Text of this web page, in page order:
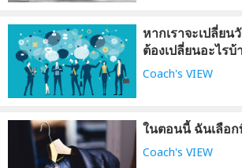
หากเราจะเปลี่ย
ต้องเปลี่ยนอะไรบ้
Coach's VIEW
ในตอนนี้ ฉันเลือก
Coach's VIEW